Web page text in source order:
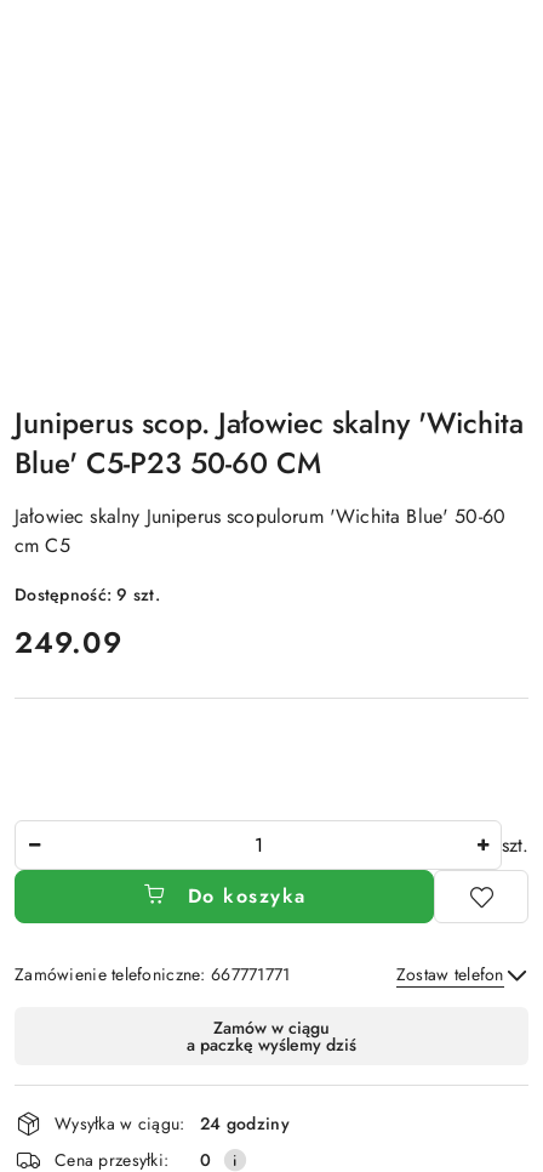
Juniperus scop. Jałowiec skalny 'Wichita
Blue' C5-P23 50-60 CM
Jałowiec skalny Juniperus scopulorum 'Wichita Blue' 50-60
cm C5
Dostępność:9 szt.
cena:
249.09
szt.
Do koszyka
Zamówienie telefoniczne: 667771771 Zostaw telefon
Wyślij
dostawa
Zamów w ciągu
a paczkę wyślemy dziś
Wysyłka w ciągu:
24 godziny
Cena przesyłki:
0